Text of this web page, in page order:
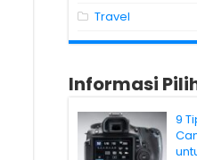
Travel
Informasi
9